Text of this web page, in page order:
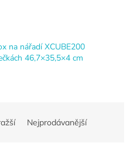
na nářadí XCUBE200
46,7×35,5×4 cm
Nejprodávanější